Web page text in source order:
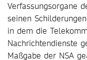
Verfassungsorgane
seinen
in dem die
Nachrichtendienste
Maßgabe der NSA